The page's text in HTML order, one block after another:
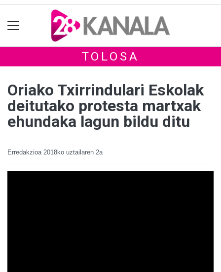
TOLOSA
Oriako Txirrindulari Eskolak
deitutako protesta martxak
ehundaka lagun bildu ditu
Erredakzioa 2018ko uztailaren 2a